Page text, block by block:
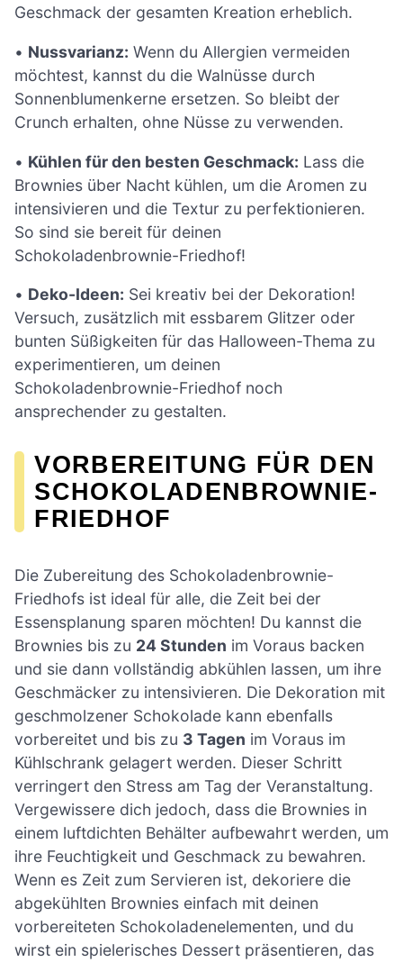
Geschmack der gesamten Kreation erheblich.
• Nussvarianz: Wenn du Allergien vermeiden
möchtest, kannst du die Walnüsse durch
Sonnenblumenkerne ersetzen. So bleibt der
Crunch erhalten, ohne Nüsse zu verwenden.
• Kühlen für den besten Geschmack: Lass die
Brownies über Nacht kühlen, um die Aromen zu
intensivieren und die Textur zu perfektionieren.
So sind sie bereit für deinen
Schokoladenbrownie-Friedhof!
• Deko-Ideen: Sei kreativ bei der Dekoration!
Versuch, zusätzlich mit essbarem Glitzer oder
bunten Süßigkeiten für das Halloween-Thema zu
experimentieren, um deinen
Schokoladenbrownie-Friedhof noch
ansprechender zu gestalten.
VORBEREITUNG FÜR DEN
SCHOKOLADENBROWNIE-
FRIEDHOF
Die Zubereitung des Schokoladenbrownie-
Friedhofs ist ideal für alle, die Zeit bei der
Essensplanung sparen möchten! Du kannst die
Brownies bis zu 24 Stunden im Voraus backen
und sie dann vollständig abkühlen lassen, um ihre
Geschmäcker zu intensivieren. Die Dekoration mit
geschmolzener Schokolade kann ebenfalls
vorbereitet und bis zu 3 Tagen im Voraus im
Kühlschrank gelagert werden. Dieser Schritt
verringert den Stress am Tag der Veranstaltung.
Vergewissere dich jedoch, dass die Brownies in
einem luftdichten Behälter aufbewahrt werden, um
ihre Feuchtigkeit und Geschmack zu bewahren.
Wenn es Zeit zum Servieren ist, dekoriere die
abgekühlten Brownies einfach mit deinen
vorbereiteten Schokoladenelementen, und du
wirst ein spielerisches Dessert präsentieren, das